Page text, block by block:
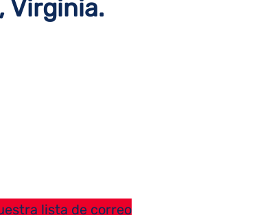
Virginia.
lista de correo